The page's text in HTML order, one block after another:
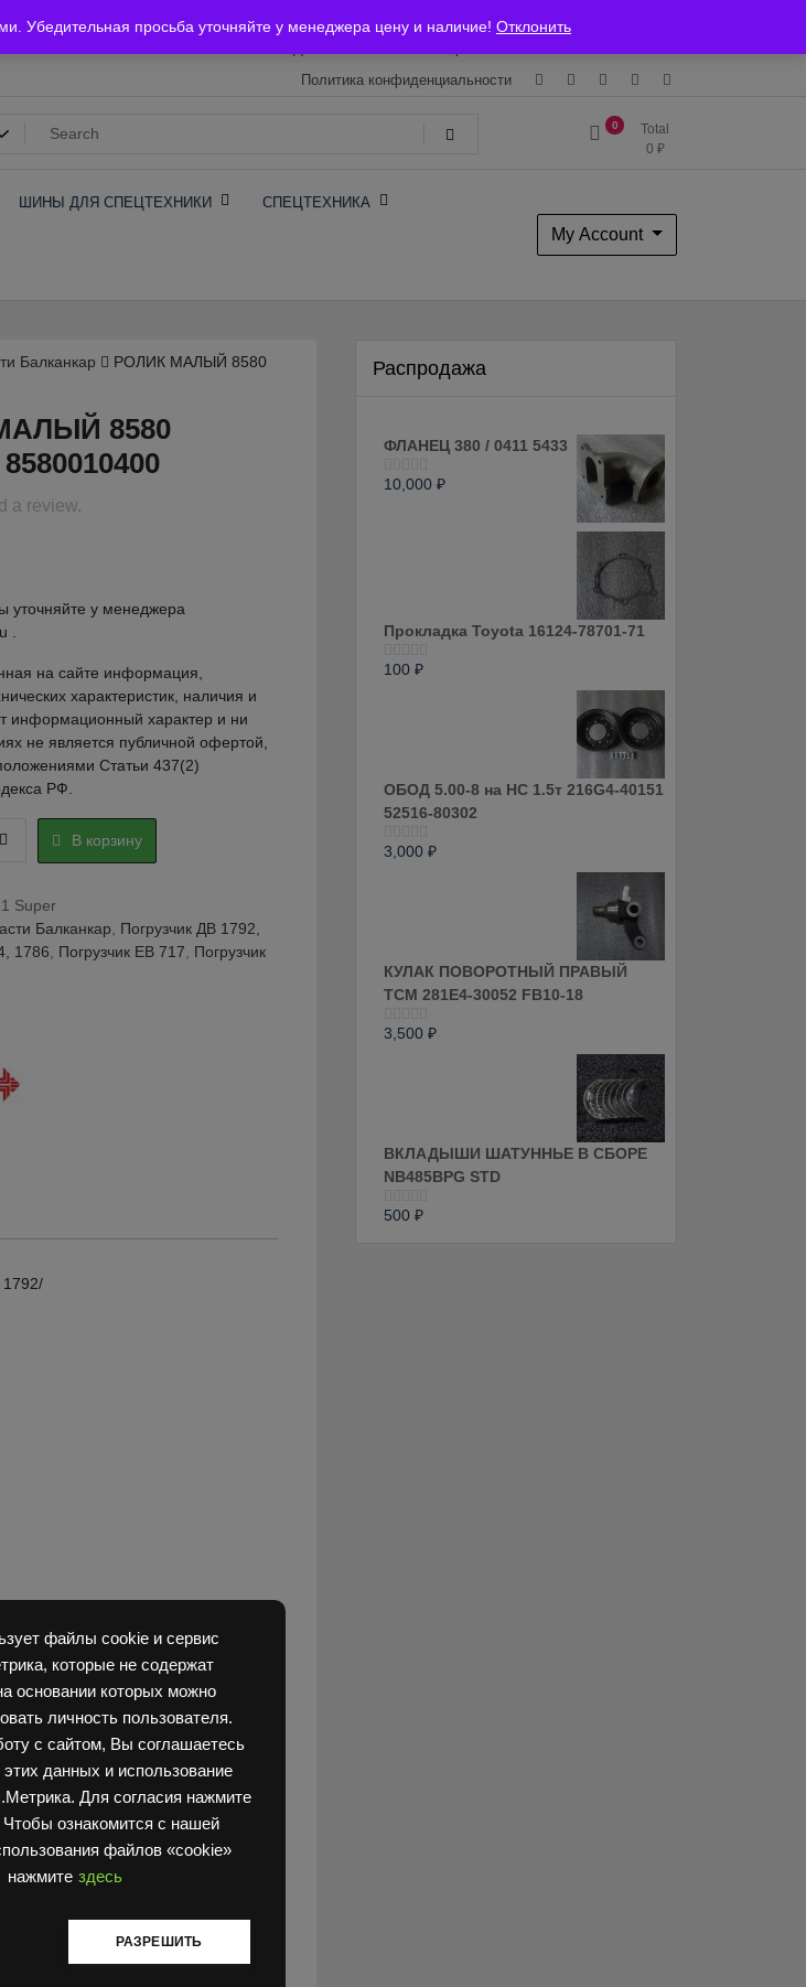
файлы cookie и сервис
которые не содержат
основании которых можно
личность пользователя.
с сайтом, Вы соглашаетесь
этих данных и использование
Для согласия нажмите
ознакомится с нашей
файлов «cookie»
нажмите здесь
РАЗРЕШИТЬ
Убедительная просьба уточняйте у менеджера цену и наличие! Отклонить
Политика конфиденциальности
0
Total
0 ₽
ШИНЫ ДЛЯ СПЕЦТЕХНИКИ СПЕЦТЕХНИКА
My Account
Балканкар
РОЛИК МАЛЫЙ 8580
8580
a review.
уточняйте у менеджера
.
на сайте информация,
характеристик, наличия и
информационный характер и ни
не является публичной офертой,
Статьи 437(2)
РФ.
В корзину
Super
Балканкар
Погрузчик ДВ 1792,
1786
Погрузчик ЕВ 717
Погрузчик
Распродажа
ФЛАНЕЦ 380 / 0411 5433
Оценка
10,000 ₽
Прокладка Toyota 16124-78701-71
Оценка
100 ₽
ОБОД 5.00-8 на HC 1.5т 216G4-40151
52516-80302
Оценка
3,000 ₽
КУЛАК ПОВОРОТНЫЙ ПРАВЫЙ
ТСМ 281E4-30052 FB10-18
Оценка
3,500 ₽
ВКЛАДЫШИ ШАТУННЬЕ В СБОРЕ
NB485BPG STD
Оценка
500 ₽